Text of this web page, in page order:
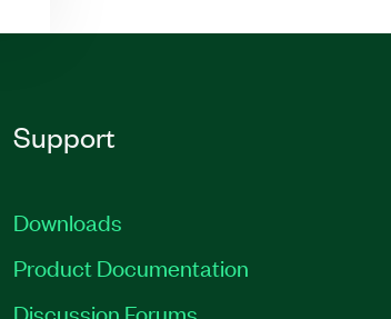
Support
Downloads
Product Documentation
Discussion Forums